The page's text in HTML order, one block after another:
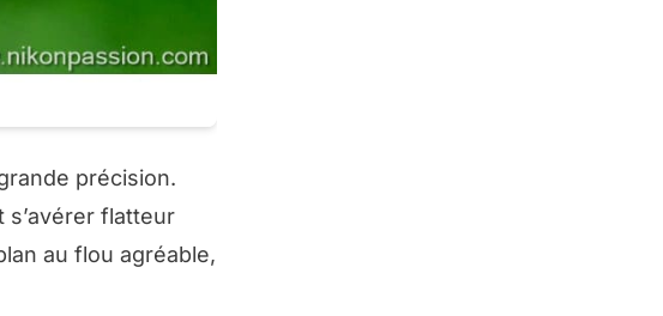
précision.
flatteur
au flou agréable,